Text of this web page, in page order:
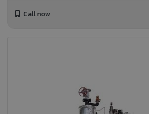
Call now